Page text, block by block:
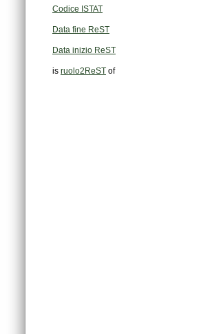
Codice ISTAT
Data fine ReST
Data inizio ReST
is ruolo2ReST of